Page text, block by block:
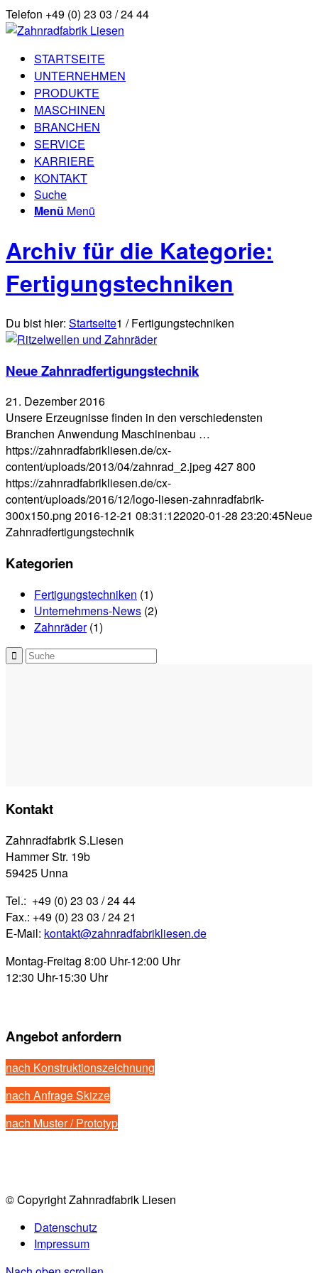
Telefon +49 (0) 23 03 / 24 44
STARTSEITE
UNTERNEHMEN
PRODUKTE
MASCHINEN
BRANCHEN
SERVICE
KARRIERE
KONTAKT
Suche
Menü Menü
Archiv für die Kategorie:
Fertigungstechniken
Du bist hier: Startseite1 / Fertigungstechniken
Neue Zahnradfertigungstechnik
21. Dezember 2016
Unsere Erzeugnisse finden in den verschiedensten
Branchen Anwendung Maschinenbau …
https://zahnradfabrikliesen.de/cx-
content/uploads/2013/04/zahnrad_2.jpeg 427800
https://zahnradfabrikliesen.de/cx-
content/uploads/2016/12/logo-liesen-zahnradfabrik-
300x150.png 2016-12-21 08:31:122020-01-28 23:20:45Neue
Zahnradfertigungstechnik
Kategorien
Fertigungstechniken (1)
Unternehmens-News (2)
Zahnräder(1)
Kontakt
Zahnradfabrik S.Liesen
Hammer Str. 19b
59425 Unna
Tel.: +49 (0) 23 03 / 24 44
Fax.: +49 (0) 23 03 / 24 21
E-Mail: kontakt@zahnradfabrikliesen.de
Montag-Freitag 8:00 Uhr-12:00 Uhr
12:30 Uhr-15:30 Uhr
Angebot anfordern
nach Konstruktionszeichnung
nach Anfrage Skizze
nach Muster / Prototyp
© Copyright Zahnradfabrik Liesen
Datenschutz
Impressum